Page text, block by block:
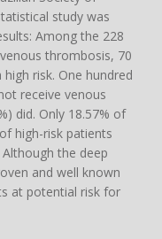
study was
Among the 228
thrombosis, 70
risk. One hundred
receive venous
did. Only 18.57% of
high-risk patients
the deep
and well known
at potential risk for